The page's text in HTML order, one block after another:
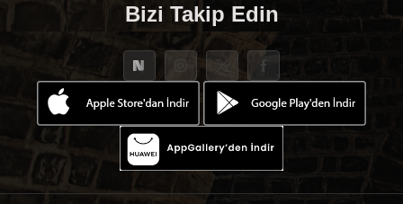
Bizi Takip Edin